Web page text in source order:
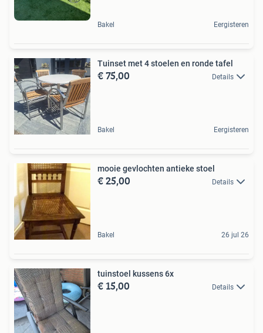
Bakel Eergisteren
Tuinset met 4 stoelen en ronde tafel
€ 75,00 Details
Bakel Eergisteren
mooie gevlochten antieke stoel
€ 25,00 Details
Bakel 26 jul 26
tuinstoel kussens 6x
€ 15,00 Details